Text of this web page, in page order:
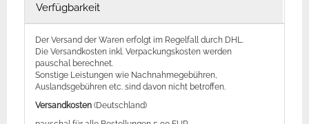
Verfügbarkeit
Der Versand der Waren erfolgt im Regelfall durch DHL.
Die Versandkosten inkl. Verpackungskosten werden
pauschal berechnet.
Sonstige Leistungen wie Nachnahmegebühren,
Auslandsgebühren etc. sind davon nicht betroffen.
Versandkosten (Deutschland)